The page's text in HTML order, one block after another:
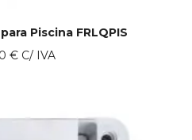
Piscina FRLQPIS
€ C/ IVA